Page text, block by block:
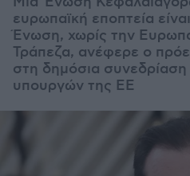
ευρωπαϊκή εποπτεία
Ένωση, χωρίς την
Τράπεζα, ανέφερε ο
στη δημόσια
υπουργών της ΕΕ